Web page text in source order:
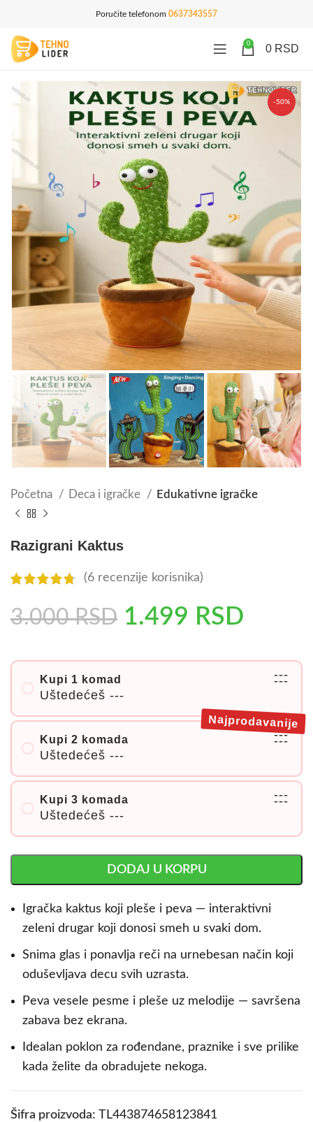
Poručite telefonom 0637343557
0 0 RSD
-50%
Početna Deca i igračke Edukativne igračke
Razigrani Kaktus
(6 recenzije korisnika)
3.000RSD 1.499 RSD
Kupi 1 komad
Uštedećeš ---
---
---
Kupi 2 komada
Uštedećeš ---
---
---
Najprodavanije
Kupi 3 komada
Uštedećeš ---
---
---
DODAJ U KORPU
Igračka kaktus koji pleše i peva — interaktivni
zeleni drugar koji donosi smeh u svaki dom.
Snima glas i ponavlja reči na urnebesan način koji
oduševljava decu svih uzrasta.
Peva vesele pesme i pleše uz melodije — savršena
zabava bez ekrana.
Idealan poklon za rođendane, praznike i sve prilike
kada želite da obradujete nekoga.
Šifra proizvoda: TL443874658123841